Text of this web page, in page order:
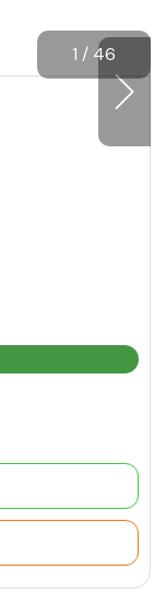
1 / 46